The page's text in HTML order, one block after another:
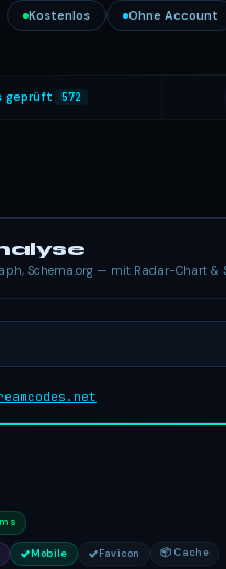
Kostenlos Ohne Account
geprüft 572
Schema.org — mit Radar-Chart &
Mobile Favicon 📦 Cache